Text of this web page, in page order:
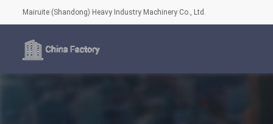
Mairuite (Shandong) Heavy Industry Machinery Co., Ltd.